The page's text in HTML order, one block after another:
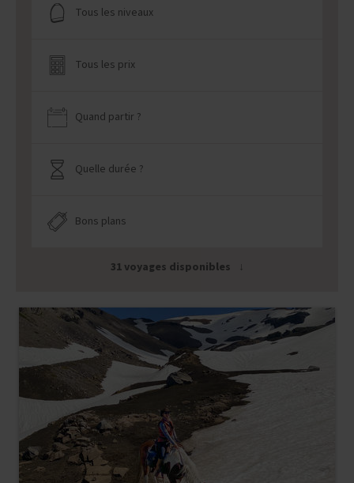
Tous les niveaux
Tous les prix
Quand partir ?
Quelle durée ?
Bons plans
31 voyages disponibles